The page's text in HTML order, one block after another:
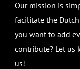
Our mission is
facilitate the
you want to add
contribute? Let us
us!